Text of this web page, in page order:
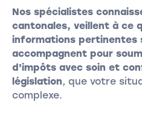
Nos spécialistes
cantonales, veillent à ce
informations pertinentes
accompagnent pour
d'impôts avec soin et
législation, que votre
complexe.